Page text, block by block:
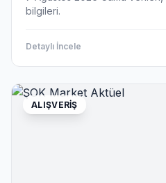
bilgileri.
Detaylı İncele
ALIŞVERIŞ